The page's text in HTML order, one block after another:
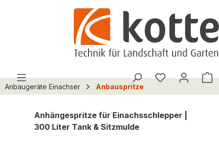
Du hast 0
Anbaugeräte Einachser Anbauspritze
Anhängespritze für Einachsschlepper |
300 Liter Tank & Sitzmulde